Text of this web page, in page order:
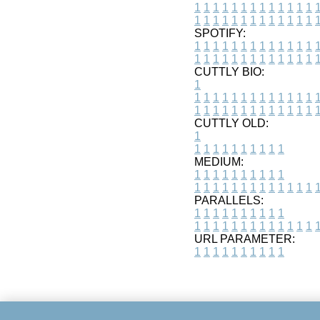
1 1 1 1 1 1 1 1 1 1 1 1 1 1
1 1 1 1 1 1 1 1 1 1 1 1 1 1
SPOTIFY:
1 1 1 1 1 1 1 1 1 1 1 1 1 1
1 1 1 1 1 1 1 1 1 1 1 1 1 1
CUTTLY BIO:
1
1 1 1 1 1 1 1 1 1 1 1 1 1 1
1 1 1 1 1 1 1 1 1 1 1 1 1 1
CUTTLY OLD:
1
1 1 1 1 1 1 1 1 1 1
MEDIUM:
1 1 1 1 1 1 1 1 1 1
1 1 1 1 1 1 1 1 1 1 1 1 1 1
PARALLELS:
1 1 1 1 1 1 1 1 1 1
1 1 1 1 1 1 1 1 1 1 1 1 1 1
URL PARAMETER:
1 1 1 1 1 1 1 1 1 1